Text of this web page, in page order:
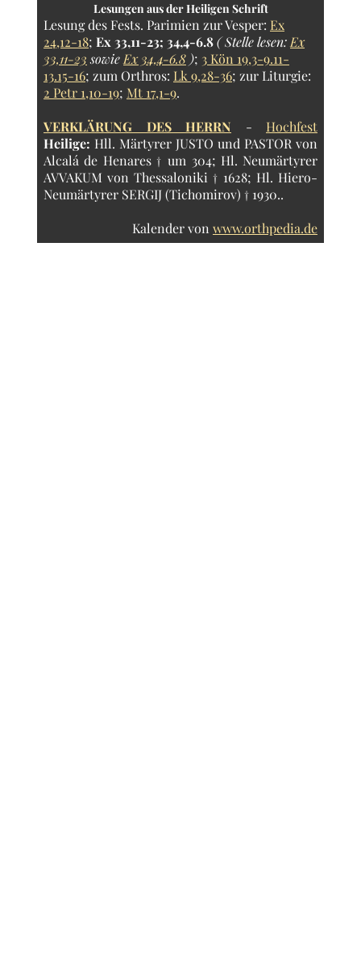
Lesungen aus der Heiligen Schrift
Lesung des Fests. Parimien zur Vesper: Ex
24,12-18; Ex 33,11-23; 34,4-6.8( Stelle lesen: Ex
33,11-23sowie Ex 34,4-6.8 ); 3 Kön 19,3-9.11-
13.15-16; zum Orthros: Lk 9,28-36; zur Liturgie:
2 Petr 1,10-19; Mt 17,1-9.
VERKLÄRUNG DES HERRN - Hochfest
Heilige: Hll. Märtyrer JUSTO und PASTOR von
Alcalá de Henares † um 304; Hl. Neumärtyrer
AVVAKUM von Thessaloniki † 1628; Hl. Hiero-
Neumärtyrer SERGIJ (Tichomirov) † 1930..
Kalender von www.orthpedia.de